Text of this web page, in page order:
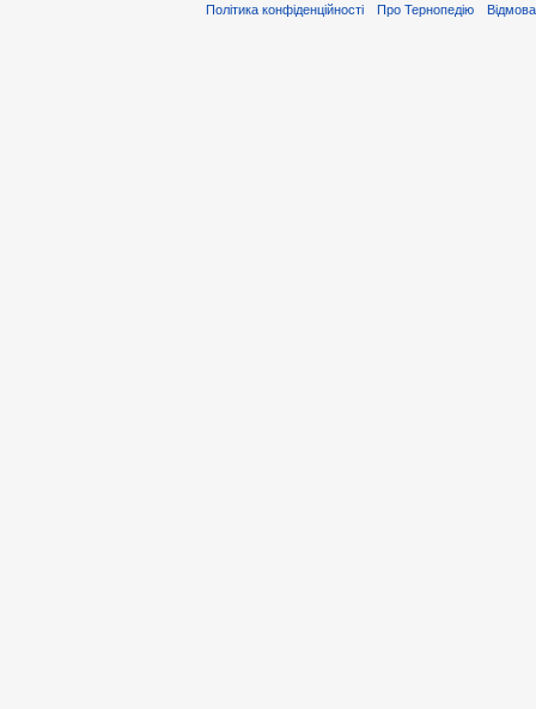
Політика конфіденційності Про Тернопедію Відмова